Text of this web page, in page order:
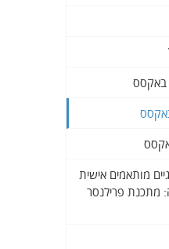
באקסס
מותאמים אישית
מתכנת פרילנסר